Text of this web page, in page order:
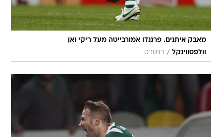
מאבק איתנים. פרננדו אמורבייטה מעל ריקי ואן
וולפסווינקל / רויטרס